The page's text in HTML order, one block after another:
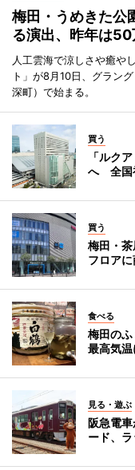
梅田・うめきた
る演出、昨年は
人工雲海で涼しさや癒や
ト」が8月10日、グラン
深町）で始まる。
買う
「ルク
へ 全国
買う
梅田・
フロア
食べる
梅田の
最高気
見る・遊ぶ
阪急電
ード、